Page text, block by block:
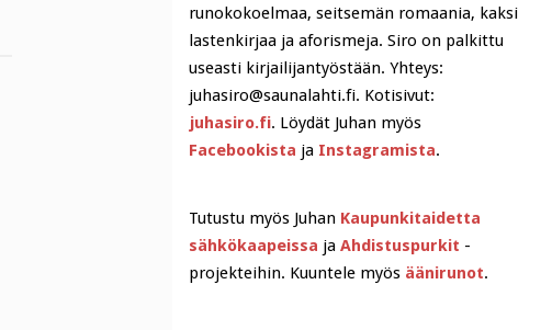
runokokoelmaa, seitsemän romaania, kaksi
lastenkirjaa ja aforismeja. Siro on palkittu
useasti kirjailijantyöstään. Yhteys:
juhasiro@saunalahti.fi. Kotisivut:
juhasiro.fi. Löydät Juhan myös
Facebookista ja Instagramista.
Tutustu myös Juhan Kaupunkitaidetta
sähkökaapeissa ja Ahdistuspurkit -
projekteihin. Kuuntele myös äänirunot.